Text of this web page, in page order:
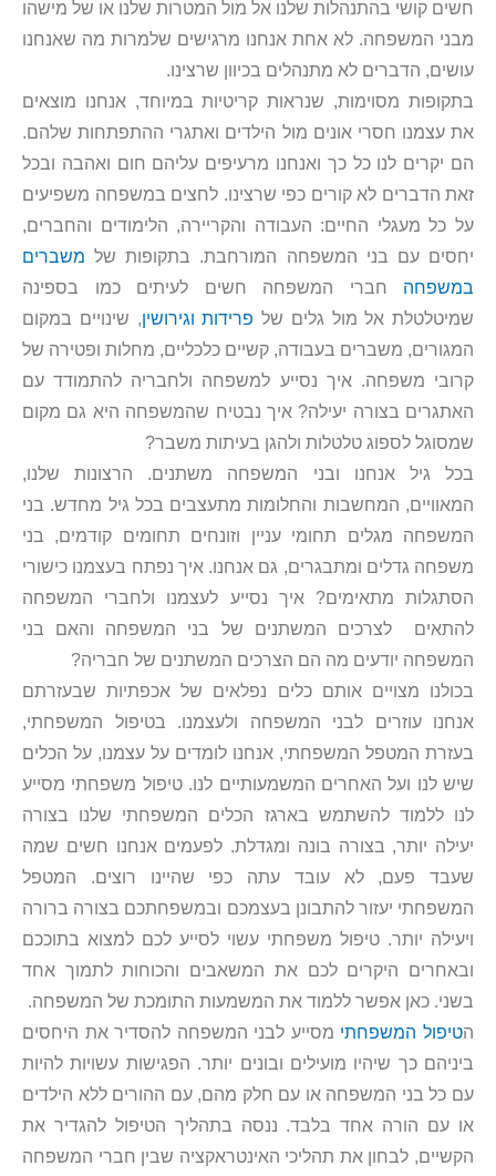
חשים קושי בהתנהלות שלנו אל מול המטרות שלנו או של מישהו
מבני המשפחה. לא אחת אנחנו מרגישים שלמרות מה שאנחנו
עושים, הדברים לא מתנהלים בכיוון שרצינו.
בתקופות מסוימות, שנראות קריטיות במיוחד, אנחנו מוצאים
את עצמנו חסרי אונים מול הילדים ואתגרי ההתפתחות שלהם.
הם יקרים לנו כל כך ואנחנו מרעיפים עליהם חום ואהבה ובכל
זאת הדברים לא קורים כפי שרצינו. לחצים במשפחה משפיעים
על כל מעגלי החיים: העבודה והקריירה, הלימודים והחברים,
יחסים עם בני המשפחה המורחבת. בתקופות של משברים
במשפחה חברי המשפחה חשים לעיתים כמו בספינה
שמיטלטלת אל מול גלים של פרידות וגירושין, שינויים במקום
המגורים, משברים בעבודה, קשיים כלכליים, מחלות ופטירה של
קרובי משפחה. איך נסייע למשפחה ולחבריה להתמודד עם
האתגרים בצורה יעילה? איך נבטיח שהמשפחה היא גם מקום
שמסוגל לספוג טלטלות ולהגן בעיתות משבר?
בכל גיל אנחנו ובני המשפחה משתנים. הרצונות שלנו,
המאוויים, המחשבות והחלומות מתעצבים בכל גיל מחדש. בני
המשפחה מגלים תחומי עניין וזונחים תחומים קודמים, בני
משפחה גדלים ומתבגרים, גם אנחנו. איך נפתח בעצמנו כישורי
הסתגלות מתאימים? איך נסייע לעצמנו ולחברי המשפחה
להתאים לצרכים המשתנים של בני המשפחה והאם בני
המשפחה יודעים מה הם הצרכים המשתנים של חבריה?
בכולנו מצויים אותם כלים נפלאים של אכפתיות שבעזרתם
אנחנו עוזרים לבני המשפחה ולעצמנו. בטיפול המשפחתי,
בעזרת המטפל המשפחתי, אנחנו לומדים על עצמנו, על הכלים
שיש לנו ועל האחרים המשמעותיים לנו. טיפול משפחתי מסייע
לנו ללמוד להשתמש בארגז הכלים המשפחתי שלנו בצורה
יעילה יותר, בצורה בונה ומגדלת. לפעמים אנחנו חשים שמה
שעבד פעם, לא עובד עתה כפי שהיינו רוצים. המטפל
המשפחתי יעזור להתבונן בעצמכם ובמשפחתכם בצורה ברורה
ויעילה יותר. טיפול משפחתי עשוי לסייע לכם למצוא בתוככם
ובאחרים היקרים לכם את המשאבים והכוחות לתמוך אחד
בשני. כאן אפשר ללמוד את המשמעות התומכת של המשפחה.
הטיפול המשפחתי מסייע לבני המשפחה להסדיר את היחסים
ביניהם כך שיהיו מועילים ובונים יותר. הפגישות עשויות להיות
עם כל בני המשפחה או עם חלק מהם, עם ההורים ללא הילדים
או עם הורה אחד בלבד. ננסה בתהליך הטיפול להגדיר את
הקשיים, לבחון את תהליכי האינטראקציה שבין חברי המשפחה